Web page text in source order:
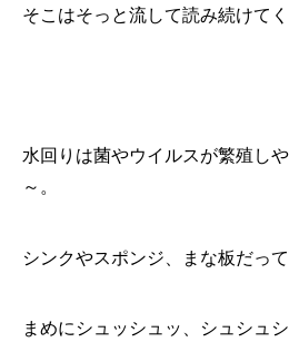
そこはそっと流して読み続けて
水回りは菌やウイルスが繁殖し
～。
シンクやスポンジ、まな板だって
まめにシュッシュッ、シュシュシ